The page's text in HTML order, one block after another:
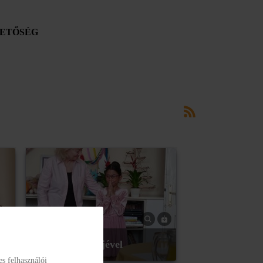
A vers erejével
felhasználói